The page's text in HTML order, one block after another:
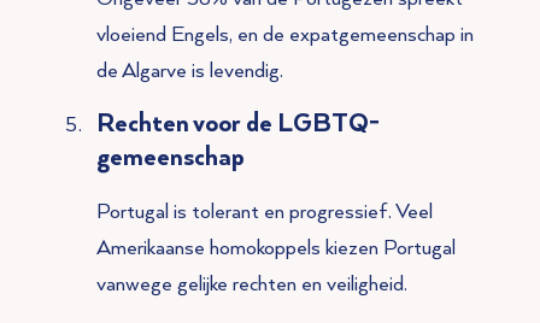
vloeiend Engels, en de expatgemeenschap in
de Algarve is levendig.
Rechten voor de LGBTQ-
gemeenschap
Portugal is tolerant en progressief. Veel
Amerikaanse homokoppels kiezen Portugal
vanwege gelijke rechten en veiligheid.